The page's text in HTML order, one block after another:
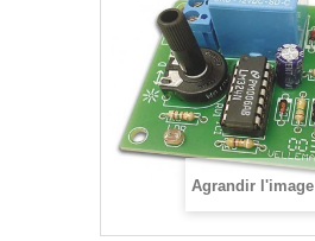
Agrandir l'image